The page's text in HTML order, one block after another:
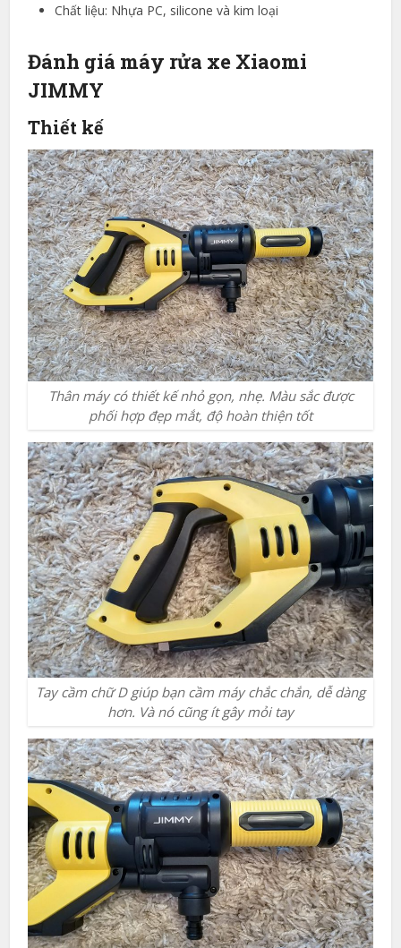
Chất liệu: Nhựa PC, silicone và kim loại
Đánh giá máy rửa xe Xiaomi
JIMMY
Thiết kế
Thân máy có thiết kế nhỏ gọn, nhẹ. Màu sắc được
phối hợp đẹp mắt, độ hoàn thiện tốt
Tay cầm chữ D giúp bạn cầm máy chắc chắn, dễ dàng
hơn. Và nó cũng ít gây mỏi tay